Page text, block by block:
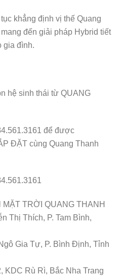
khẳng định vị thế Quang
đến giải pháp Hybrid tiết
gia đình.
hệ sinh thái từ QUANG
để được
ĐẶT cùng Quang Thanh
TRỜI QUANG THANH
Thị Thích, P. Tam Bình,
Gia Tự, P. Bình Định, Tỉnh
KDC Rù Rì, Bắc Nha Trang